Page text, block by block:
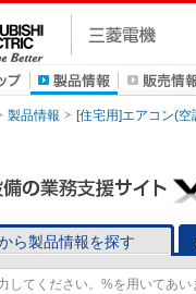
製品情報 [住宅用]エアコン(空
ら製品情報を探す